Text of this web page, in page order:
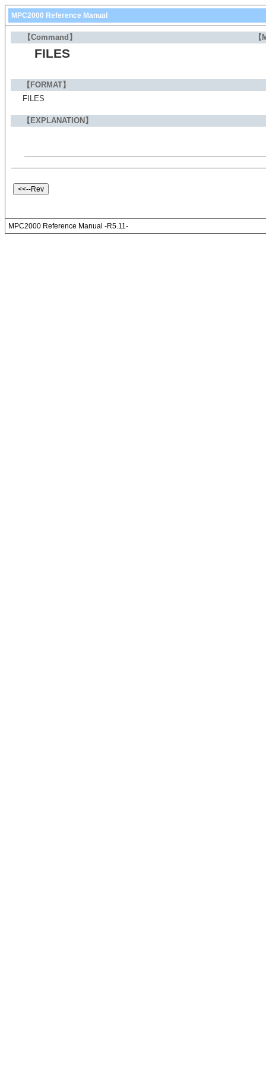
MPC2000 Reference Manual
【Command】
FILES
【FORMAT】
FILES
【EXPLANATION】
MPC2000 Reference Manual -R5.11-